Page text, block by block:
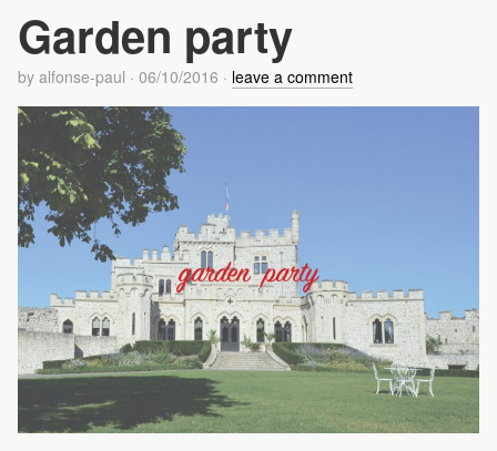
Garden party
by alfonse-paul · 06/10/2016 · leave a comment